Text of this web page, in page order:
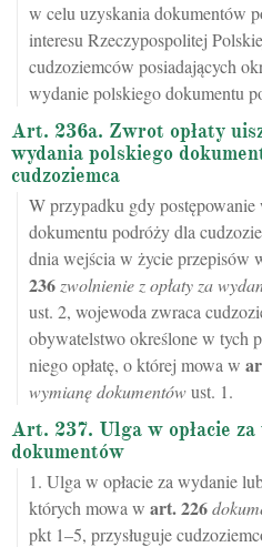
w celu uzyskania dokumentów
interesu Rzeczypospolitej
cudzoziemców posiadających
wydanie polskiego dokumentu
Art. 236a. Zwrot opłaty
wydania polskiego
cudzoziemca
W przypadku gdy
dokumentu podróży dla
dnia wejścia w życie przepisów
236 zwolnienie z opłaty za
ust. 2, wojewoda zwraca
obywatelstwo określone w tych
niego opłatę, o której mowa w
wymianę dokumentówust. 1.
Art. 237. Ulga w opłacie
dokumentów
1. Ulga w opłacie za wydanie
których mowa w art.226
pkt 1–5, przysługuje